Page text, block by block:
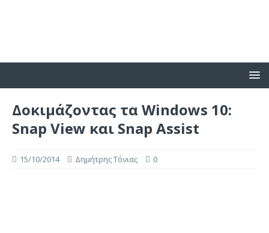
Δοκιμάζοντας τα Windows 10:
Snap View και Snap Assist
15/10/2014 Δημήτρης Τόνιας 0